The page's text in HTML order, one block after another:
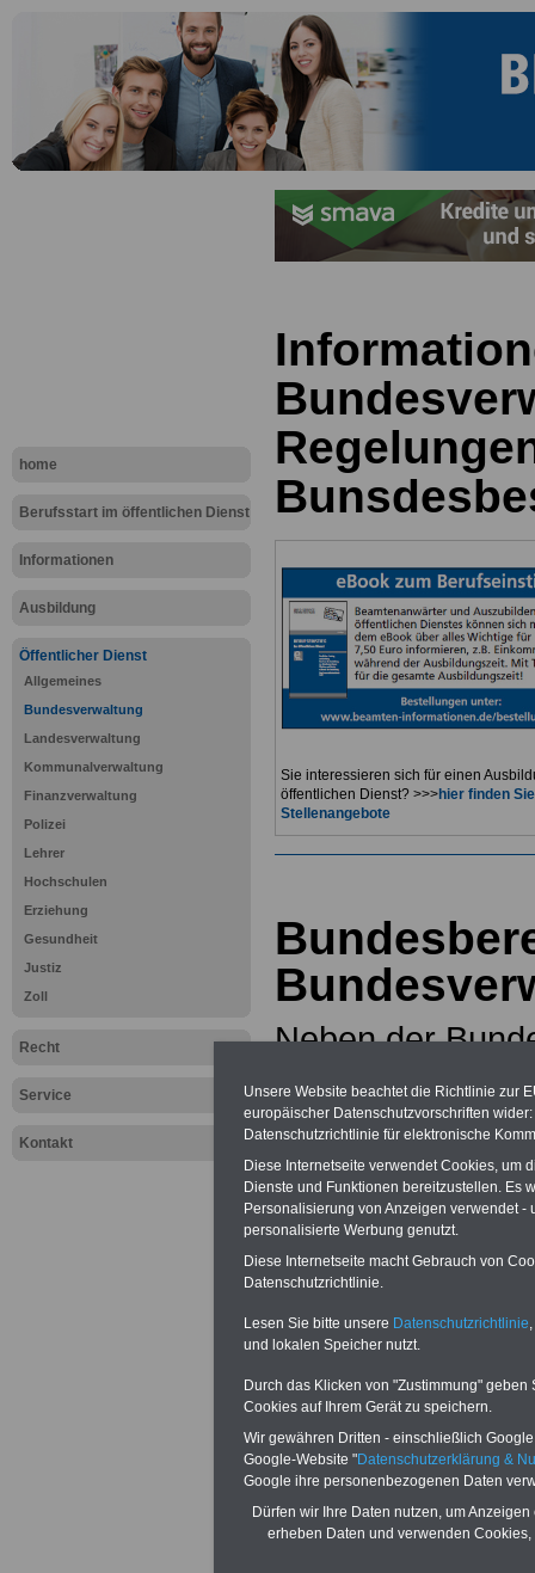
home
Berufsstart im öffentlichen Dienst
Informationen
Ausbildung
Öffentlicher Dienst
Allgemeines
Bundesverwaltung
Landesverwaltung
Kommunalverwaltung
Finanzverwaltung
Polizei
Lehrer
Hochschulen
Erziehung
Gesundheit
Justiz
Zoll
Recht
Service
Kontakt
Sie interessieren sich für einen
öffentlichen Dienst? >>>hier finden
Stellenangebote
Neben der
anderen
Bundestag,
eigene
Verwaltung
hat der
als 2.500
Verwaltungen
hingegen
Unsere Website beachtet die Richtlinie zur
europäischer Datenschutzvorschriften
Datenschutzrichtlinie für elektronische
Diese Internetseite verwendet Cookies, um
Dienste und Funktionen bereitzustellen. Es
Personalisierung von Anzeigen verwendet
personalisierte Werbung genutzt.
Diese Internetseite macht Gebrauch von
Datenschutzrichtlinie.
Lesen Sie bitte unsere Datenschutzrichtlinie
und lokalen Speicher nutzt.
Durch das Klicken von "Zustimmung"
Cookies auf Ihrem Gerät zu speichern.
Wir gewähren Dritten - einschließlich
Google-Website "Datenschutzerklärung &
Google ihre personenbezogenen Daten
Dürfen wir Ihre Daten nutzen, um
erheben Daten und verwenden